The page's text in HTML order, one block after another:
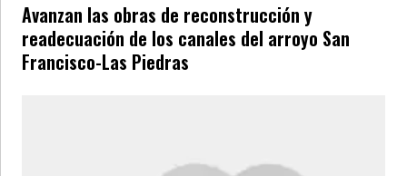
Avanzan las obras de reconstrucción y
readecuación de los canales del arroyo San
Francisco-Las Piedras